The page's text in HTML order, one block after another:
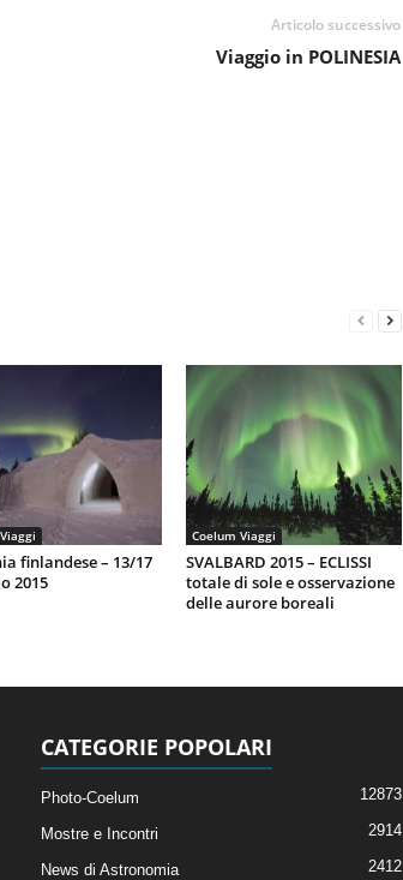
Articolo successivo
Viaggio in POLINESIA
finlandese – 13/17
2015
Coelum Viaggi
SVALBARD 2015 – ECLISSI
totale di sole e osservazione
delle aurore boreali
CATEGORIE POPOLARI
Photo-Coelum 12873
Mostre e Incontri 2914
News di Astronomia 2412